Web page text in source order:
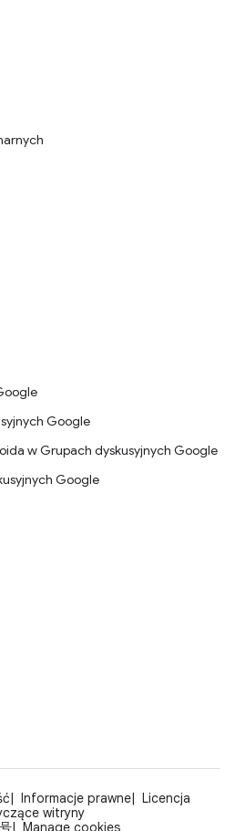
Google
w Grupach dyskusyjnych Google
Google
Informacje prawne
Licencja
witryny
Manage cookies